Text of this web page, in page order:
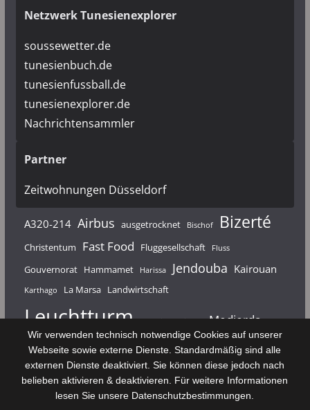
Netzwerk Tunesienexplorer
soussewetter.de
tunesienbuch.de
tunesienfussball.de
tunesienexplorer.de
Nachrichtensammler
Partner
Zeitwohnungen Düsseldorf
A320-214 Airbus ausgetrocknet Bischof Bizerté
Christentum Fast Food Fluggesellschaft Fluss
Gouvernorat Hammamet Harissa Jendouba Kairouan
Karthago La Marsa Landwirtschaft
Leuchtturm Mahdia Majerda Medjerda
Monastir Médenine Nabeul Nouvelair Punier
Rundfunk Römer Salzsee Sebkha
Sfax Sidi Bou Said Souk El Arba Sousse
Wir verwenden technisch notwendige Cookies auf unserer
Webseite sowie externe Dienste. Standardmäßig sind alle
externen Dienste deaktiviert. Sie können diese jedoch nach
belieben aktivieren & deaktivieren. Für weitere Informationen
lesen Sie unsere Datenschutzbestimmungen.